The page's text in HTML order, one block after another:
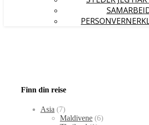
Finn din reise
Asia (7)
Maldivene (6)